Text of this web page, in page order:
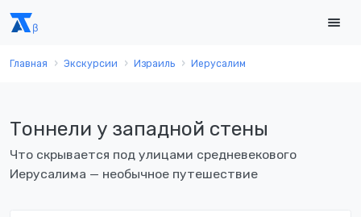
Главная Экскурсии Израиль Иерусалим
Тоннели у западной стены
Что скрывается под улицами средневекового
Иерусалима — необычное путешествие